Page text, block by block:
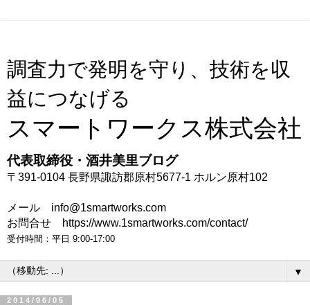
調査力で発明を守り、技術を収
益につなげる
スマートワークス株式会社
代表取締役・酒井美里ブログ
〒391-0104 長野県諏訪郡原村5677-1 ホルン原村102
メール info@1smartworks.com
お問合せ https://www.1smartworks.com/contact/
受付時間：平日 9:00-17:00
▼
2014/06/05